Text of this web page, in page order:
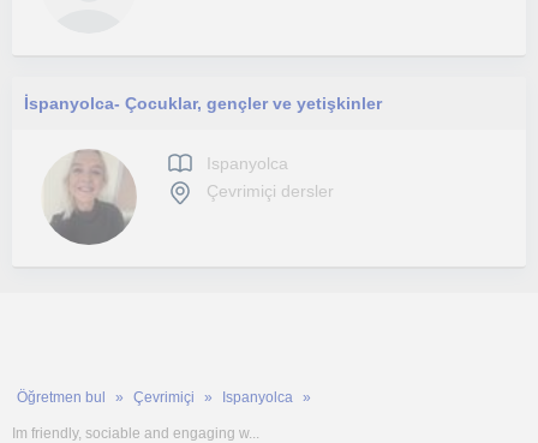
İspanyolca- Çocuklar, gençler ve yetişkinler
Ispanyolca
Çevrimiçi dersler
Öğretmen bul Çevrimiçi Ispanyolca
Im friendly, sociable and engaging w...